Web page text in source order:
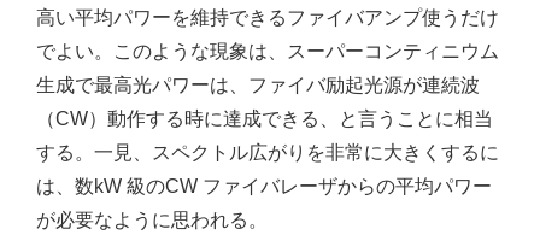
高い平均パワーを維持できるファイバアンプ使うだけ
でよい。このような現象は、スーパーコンティニウム
生成で最高光パワーは、ファイバ励起光源が連続波
（CW）動作する時に達成できる、と言うことに相当
する。一見、スペクトル広がりを非常に大きくするに
は、数kW 級のCW ファイバレーザからの平均パワー
が必要なように思われる。